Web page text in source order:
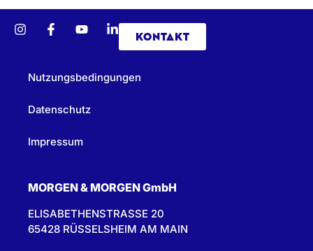
KONTAKT
Nutzungsbedingungen
Datenschutz
Impressum
MORGEN & MORGEN GmbH
ELISABETHENSTRASSE 20
65428 RÜSSELSHEIM AM MAIN